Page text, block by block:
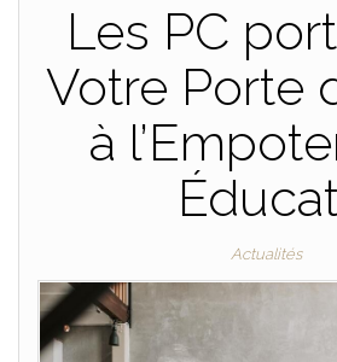
Les PC
Votre Porte
à
Actualités